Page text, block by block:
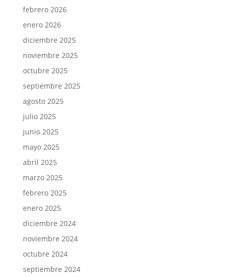
febrero 2026
enero 2026
diciembre 2025
noviembre 2025
octubre 2025
septiembre 2025
agosto 2025
julio 2025
junio 2025
mayo 2025
abril 2025
marzo 2025
febrero 2025
enero 2025
diciembre 2024
noviembre 2024
octubre 2024
septiembre 2024